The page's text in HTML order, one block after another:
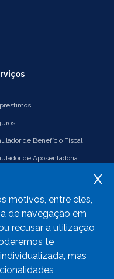
de Benefício Fiscal
de Aposentadoria
úteis
x
motivos, entre eles,
de navegação em
recusar a utilização
te
mas